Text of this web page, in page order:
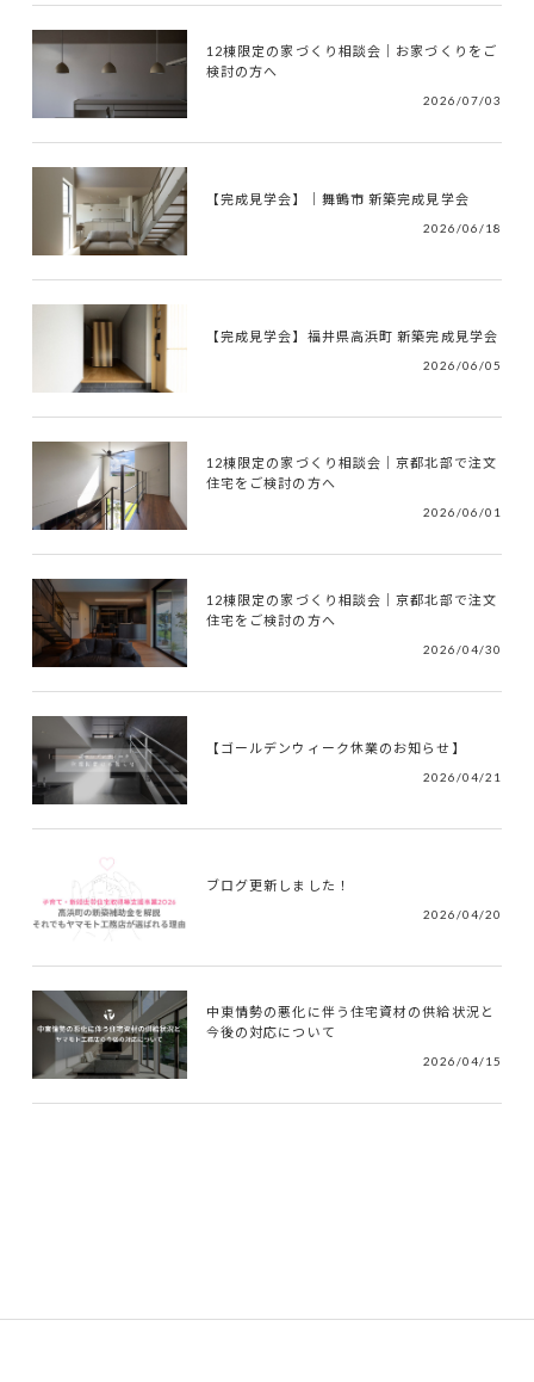
12棟限定の家づくり相談会｜お家づくりをご
検討の方へ
2026/07/03
【完成見学会】｜舞鶴市 新築完成見学会
2026/06/18
【完成見学会】福井県高浜町 新築完成見学会
2026/06/05
12棟限定の家づくり相談会｜京都北部で注文
住宅をご検討の方へ
2026/06/01
12棟限定の家づくり相談会｜京都北部で注文
住宅をご検討の方へ
2026/04/30
【ゴールデンウィーク休業のお知らせ】
2026/04/21
ブログ更新しました！
2026/04/20
中東情勢の悪化に伴う住宅資材の供給状況と
今後の対応について
2026/04/15